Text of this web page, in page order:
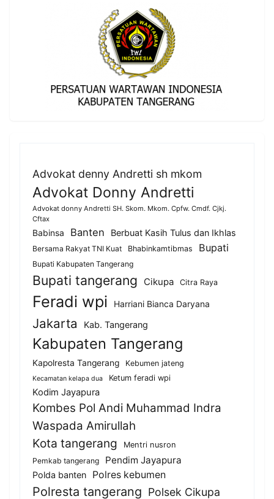
Advokat denny Andretti sh mkom
Advokat Donny Andretti
Advokat donny Andretti SH. Skom. Mkom. Cpfw. Cmdf. Cjkj.
Cftax
Babinsa Banten Berbuat Kasih Tulus dan Ikhlas
Bersama Rakyat TNI Kuat Bhabinkamtibmas Bupati
Bupati Kabupaten Tangerang
Bupati tangerang Cikupa Citra Raya
Feradi wpi Harriani Bianca Daryana
Jakarta Kab. Tangerang
Kabupaten Tangerang
Kapolresta Tangerang Kebumen jateng
Kecamatan kelapa dua Ketum feradi wpi
Kodim Jayapura
Kombes Pol Andi Muhammad Indra
Waspada Amirullah
Kota tangerang
Mentri nusron
Pemkab tangerang
Pendim Jayapura
Polda banten Polres kebumen
Polresta tangerang Polsek Cikupa